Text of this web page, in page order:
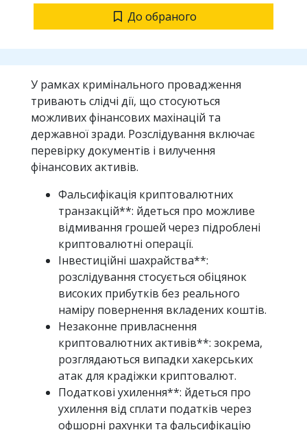
До обраного
У рамках кримінального провадження
тривають слідчі дії, що стосуються
можливих фінансових махінацій та
державної зради. Розслідування включає
перевірку документів і вилучення
фінансових активів.
Фальсифікація криптовалютних
транзакцій**: йдеться про можливе
відмивання грошей через підроблені
криптовалютні операції.
Інвестиційні шахрайства**:
розслідування стосується обіцянок
високих прибутків без реального
наміру повернення вкладених коштів.
Незаконне привласнення
криптовалютних активів**: зокрема,
розглядаються випадки хакерських
атак для крадіжки криптовалют.
Податкові ухилення**: йдеться про
ухилення від сплати податків через
офшорні рахунки та фальсифікацію